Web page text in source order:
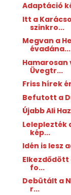
Adaptáció
Itt a
szinkro...
Megvan a
évadána...
Hamarosan
Üvegtr...
Friss hírek
Befutott a
Újabb Ali
Leleplezték
kép...
Idén is lesz
fo...
Debütált a
r...